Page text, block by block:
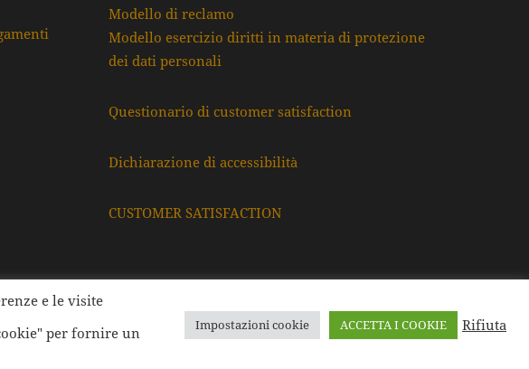
Modello di reclamo
Modello esercizio diritti in materia di protezione
dei dati personali
Questionario di customer satisfaction
Dichiarazione di accessibilità
CUSTOMER SATISFACTION
Riservati | Cod.F. e P.Iva: 80009220395
e le visite
per fornire un
Impostazioni cookie ACCETTA I COOKIE Rifiuta